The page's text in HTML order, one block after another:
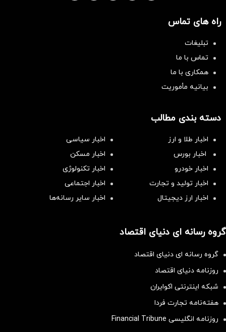
راه های تماس
تبلیغات
تماس با ما
همکاری با ما
بیانیه مأموریت
دسته بندی مطالب
اخبار طلا و ارز
اخبار سیاسی
اخبار بورس
اخبار مسکن
اخبار خودرو
اخبار تکنولوژی
اخبار تولید و تجارت
اخبار اجتماعی
اخبار ارز دیجیتال
اخبار سایر رسانه‌‌ها
گروه رسانه ای دنیای اقتصاد
گروه رسانه ای دنیای اقتصاد
روزنامه دنیای اقتصاد
شبکه اینترنتی اکوایران
هفته‌نامه تجارت فردا
روزنامه انگلیسی Financial Tribune